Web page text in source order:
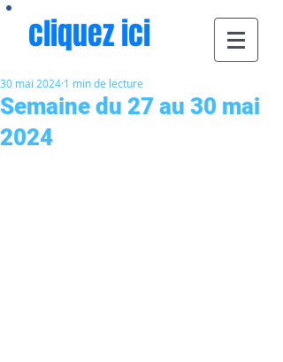
cliquez ici
Semaine du 27 au 30 mai
2024
30 mai 2024 1 min de lecture